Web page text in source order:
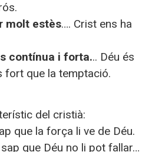
molt estès…. Crist ens ha
contínua i forta... Déu és
fort que la temptació.
del cristià:
que la força li ve de Déu.
que Déu no li pot fallar…